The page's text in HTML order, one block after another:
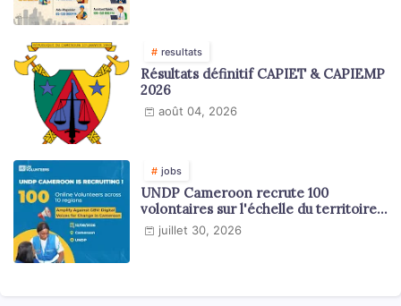
resultats
Résultats définitif CAPIET & CAPIEMP
2026
août 04, 2026
jobs
UNDP Cameroon recrute 100
volontaires sur l'échelle du territoire
national
juillet 30, 2026